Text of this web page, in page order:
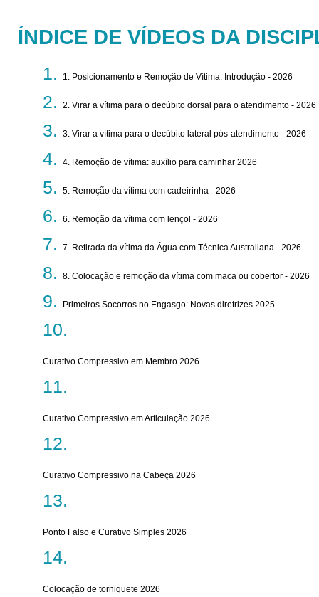
ÍNDICE DE VÍDEOS DA
1. Posicionamento e Remoção de Vítima: Introdução - 2026
2. Virar a vítima para o decúbito dorsal para o atendimento - 2026
3. Virar a vítima para o decúbito lateral pós-atendimento - 2026
4. Remoção de vítima: auxílio para caminhar 2026
5. Remoção da vítima com cadeirinha - 2026
6. Remoção da vítima com lençol - 2026
7. Retirada da vítima da Água com Técnica Australiana - 2026
8. Colocação e remoção da vítima com maca ou cobertor - 2026
Primeiros Socorros no Engasgo: Novas diretrizes 2025
Curativo Compressivo em Membro 2026
Curativo Compressivo em Articulação 2026
Curativo Compressivo na Cabeça 2026
Ponto Falso e Curativo Simples 2026
Colocação de torniquete 2026